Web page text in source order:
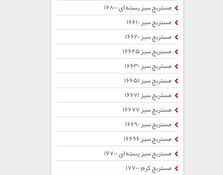
مستربچ سبز پسته ای 16800
مستربچ سبز 16610
مستربچ سبز 16620
مستربچ سبز 16625
مستربچ سبز 16630
مستربچ سبز 16651
مستربچ سبز 16671
مستربچ سبز 16677
مستربچ سبز 16690
مستربچ سبز 16696
مستربچ سبز پسته ای 16700
مستربچ کرم 17700